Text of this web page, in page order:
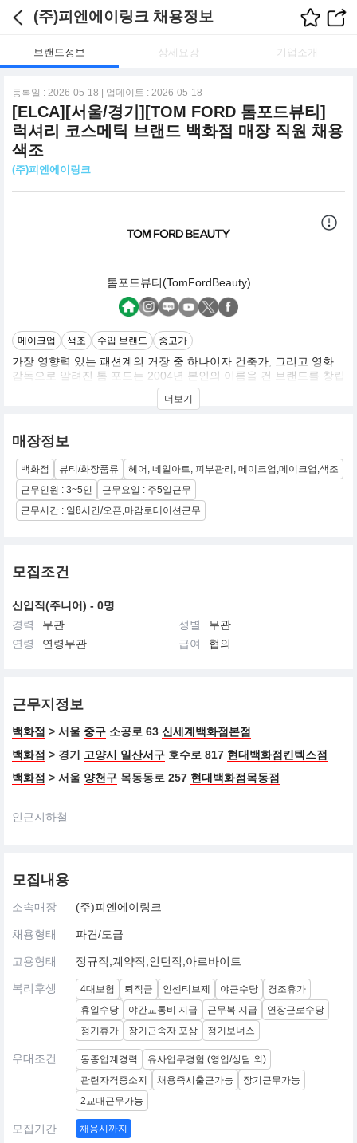
(주)피엔에이링크 채용정보
브랜드정보 상세요강 기업소개
등록일 : 2026-05-18 | 업데이트 : 2026-05-18
[ELCA][서울/경기][TOM FORD 톰포드뷰티]
럭셔리 코스메틱 브랜드 백화점 매장 직원 채용
색조
(주)피엔에이링크
톰포드뷰티(TomFordBeauty)
메이크업 색조 수입 브랜드 중고가
가장 영향력 있는 패션계의 거장 중 하나이자 건축가, 그리고 영화
감독으로 알려진 톰 포드는 2004년 본인의 이름을 건 브랜드를 창립
했습니다. ‘톰 포드 뷰티’는 제품력과 서비스 그리고 장인 정신을 다
양하게 갖춘 하이-엔드 뷰티 브랜드입니다. 톰 포드는 메이크업, 스
며, 부드럽고 우아하게 또는 강렬하고 과감하게 본인의 가장 매력적
이고 열정적인 모습을 표현하는 힘을 지녔다고 말합니다. 여성 개개
인에게 잠재된 아름다움과 보다 결점 없이 빛나는 피부, 매력적이고
감각적인 컬러 표현을 위한 스킨 케어부터 메이크업 제품까지 다양
한 제품을 선보이고 있습니다. 또한 고귀한 원료를 사용한 ‘럭셔리
향’으로 톰 포드만의 대담하고 센슈얼한 영감을 표현하며 진정한 ‘럭
셔리 뷰티’의 진수를 보여주고자 노력하고 있습니다. 2014년 한국에
더보기
매장정보
백화점 뷰티/화장품류
헤어, 네일아트, 피부관리, 메이크업,메이크업,색조
근무인원 : 3~5인
근무요일 : 주5일근무
근무시간 : 일8시간/오픈,마감로테이션근무
모집조건
신입직(주니어) - 0명
경력
무관 성별
무관
연령
연령무관 급여 협의
근무지정보
백화점 > 서울 중구 소공로 63 신세계백화점본점
백화점 > 경기 고양시 일산서구 호수로 817 현대백화점킨텍스점
백화점 > 서울 양천구 목동동로 257 현대백화점목동점
인근지하철
모집내용
소속매장 (주)피엔에이링크
채용형태 파견/도급
고용형태 정규직,계약직,인턴직,아르바이트
복리후생 4대보험 퇴직금 인센티브제 야근수당
경조휴가
휴일수당
야간교통비 지급 근무복 지급
연장근로수당
정기휴가
장기근속자 포상 정기보너스
우대조건 동종업계경력
유사업무경험 (영업/상담 외)
관련자격증소지
채용즉시출근가능
장기근무가능
2교대근무가능
모집기간 채용시까지